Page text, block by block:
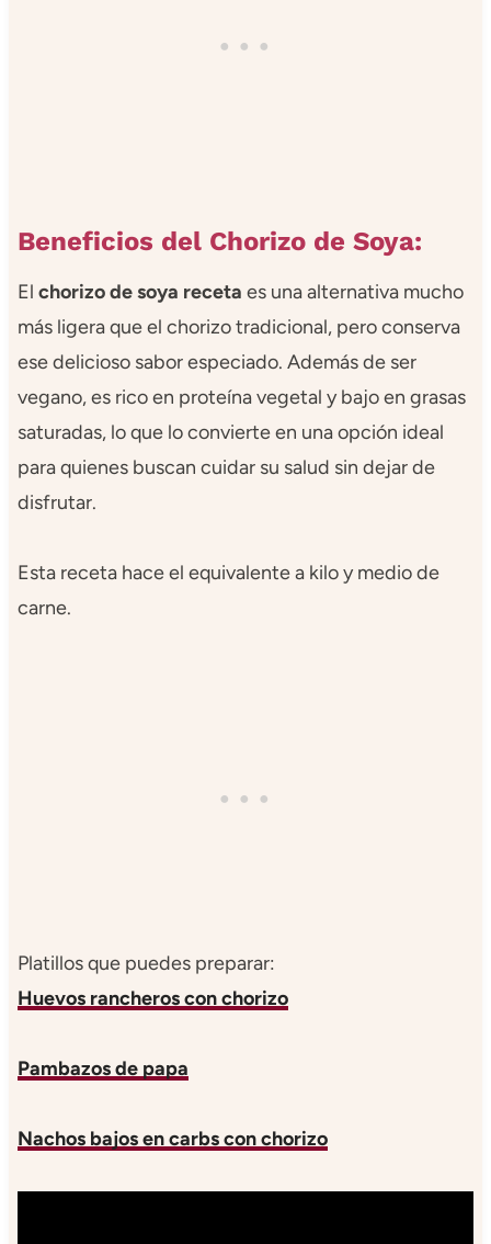
Beneficios del Chorizo de Soya:
El chorizo de soya receta es una alternativa mucho
más ligera que el chorizo tradicional, pero conserva
ese delicioso sabor especiado. Además de ser
vegano, es rico en proteína vegetal y bajo en grasas
saturadas, lo que lo convierte en una opción ideal
para quienes buscan cuidar su salud sin dejar de
disfrutar.
Esta receta hace el equivalente a kilo y medio de
carne.
Platillos que puedes preparar:
Huevos rancheros con chorizo
Pambazos de papa
Nachos bajos en carbs con chorizo